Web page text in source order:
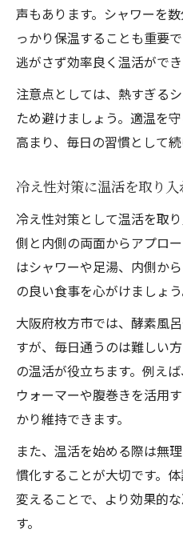
声もあります。シャワーを
っかり保温することも重要
逃がさず効率良く温活ができ
注意点としては、熱すぎる
ため避けましょう。適温を
高まり、毎日の習慣として続
冷え性対策に温活を取り入
冷え性対策として温活を取
側と内側の両面からアプロ
はシャワーや足湯、内側か
の良い食事を心がけましょう
大阪府枚方市では、酵素風
すが、毎日通うのは難しい
の温活が役立ちます。例え
ウォーマーや腹巻きを活用
かり維持できます。
また、温活を始める際は無
慣化することが大切です。
変えることで、より効果的
す。